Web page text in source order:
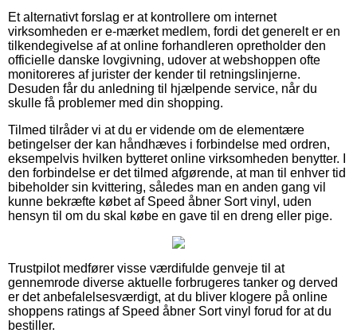
Et alternativt forslag er at kontrollere om internet
virksomheden er e-mærket medlem, fordi det generelt er en
tilkendegivelse af at online forhandleren opretholder den
officielle danske lovgivning, udover at webshoppen ofte
monitoreres af jurister der kender til retningslinjerne.
Desuden får du anledning til hjælpende service, når du
skulle få problemer med din shopping.
Tilmed tilråder vi at du er vidende om de elementære
betingelser der kan håndhæves i forbindelse med ordren,
eksempelvis hvilken bytteret online virksomheden benytter. I
den forbindelse er det tilmed afgørende, at man til enhver tid
bibeholder sin kvittering, således man en anden gang vil
kunne bekræfte købet af Speed åbner Sort vinyl, uden
hensyn til om du skal købe en gave til en dreng eller pige.
Trustpilot medfører visse værdifulde genveje til at
gennemrode diverse aktuelle forbrugeres tanker og derved
er det anbefalelsesværdigt, at du bliver klogere på online
shoppens ratings af Speed åbner Sort vinyl forud for at du
bestiller.